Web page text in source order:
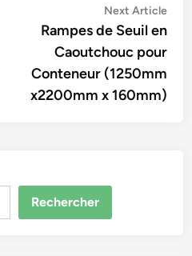
Next Article
Rampes de Seuil en
Caoutchouc pour
Conteneur (1250mm
x2200mm x 160mm)
Rechercher